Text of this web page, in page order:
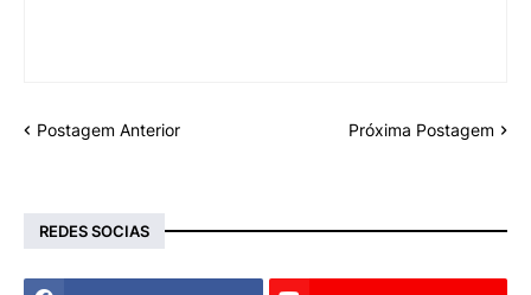
Postagem Anterior Próxima Postagem
REDES SOCIAS